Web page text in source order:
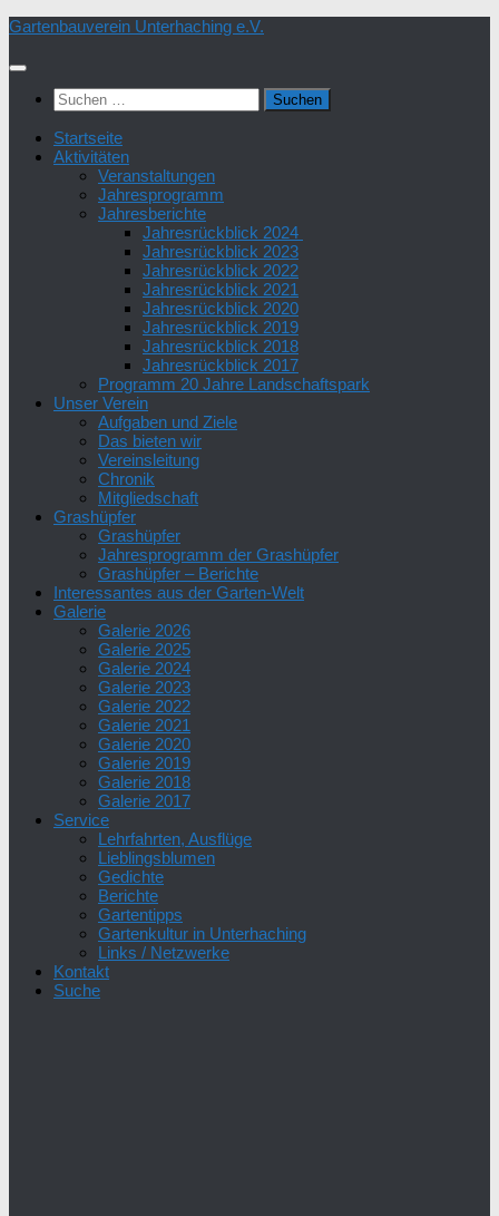
Zum
springen
Gartenbauverein Unterhaching e.V.
Suchen
nach:
Startseite
Aktivitäten
Veranstaltungen
Jahresprogramm
Jahresberichte
Jahresrückblick 2024
Jahresrückblick 2023
Jahresrückblick 2022
Jahresrückblick 2021
Jahresrückblick 2020
Jahresrückblick 2019
Jahresrückblick 2018
Jahresrückblick 2017
Programm 20 Jahre Landschaftspark
Unser Verein
Aufgaben und Ziele
Das bieten wir
Vereinsleitung
Chronik
Mitgliedschaft
Grashüpfer
Grashüpfer
Jahresprogramm der Grashüpfer
Grashüpfer – Berichte
Interessantes aus der Garten-Welt
Galerie
Galerie 2026
Galerie 2025
Galerie 2024
Galerie 2023
Galerie 2022
Galerie 2021
Galerie 2020
Galerie 2019
Galerie 2018
Galerie 2017
Service
Lehrfahrten, Ausflüge
Lieblingsblumen
Gedichte
Berichte
Gartentipps
Gartenkultur in Unterhaching
Links / Netzwerke
Kontakt
Suche